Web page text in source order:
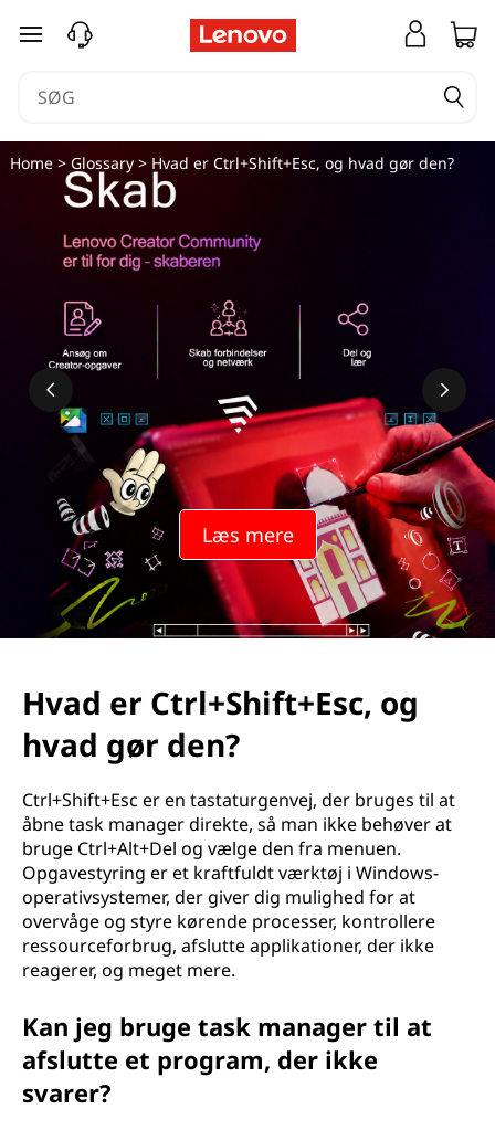
spring til hovedindhold
Læs mere
Home> Glossary> Hvad er Ctrl+Shift+Esc, og hvad gør den?
Hvad er Ctrl+Shift+Esc, og
hvad gør den?
Ctrl+Shift+Esc er en tastaturgenvej, der bruges til at
åbne task manager direkte, så man ikke behøver at
bruge Ctrl+Alt+Del og vælge den fra menuen.
Opgavestyring er et kraftfuldt værktøj i Windows-
operativsystemer, der giver dig mulighed for at
overvåge og styre kørende processer, kontrollere
ressourceforbrug, afslutte applikationer, der ikke
reagerer, og meget mere.
Kan jeg bruge task manager til at
afslutte et program, der ikke
svarer?